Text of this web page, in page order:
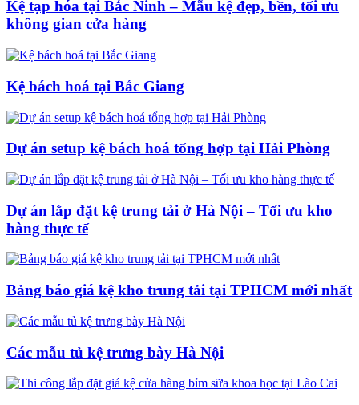
Kệ tạp hóa tại Bắc Ninh – Mẫu kệ đẹp, bền, tối ưu
không gian cửa hàng
Kệ bách hoá tại Bắc Giang
Dự án setup kệ bách hoá tổng hợp tại Hải Phòng
Dự án lắp đặt kệ trung tải ở Hà Nội – Tối ưu kho
hàng thực tế
Bảng báo giá kệ kho trung tải tại TPHCM mới nhất
Các mẫu tủ kệ trưng bày Hà Nội